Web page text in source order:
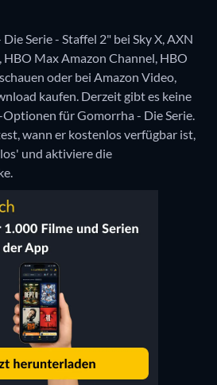
Serie - Staffel 2" bei Sky X, AXN
HBO Max Amazon Channel, HBO
oder bei Amazon Video,
kaufen. Derzeit gibt es keine
für Gomorrha - Die Serie.
wann er kostenlos verfügbar ist,
und aktiviere die